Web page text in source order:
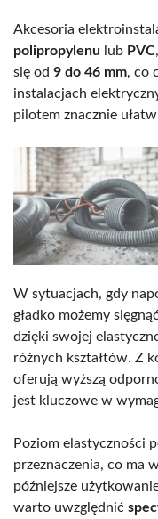
Akcesoria
polipropylenu lub PVC
się od 9 do 46 mm, co
instalacjach
pilotem znacznie
W sytuacjach, gdy
gładko możemy
dzięki swojej
różnych kształtów. Z
oferują wyższą
jest kluczowe w
Poziom elastyczności
przeznaczenia, co ma
późniejsze
warto uwzględnić